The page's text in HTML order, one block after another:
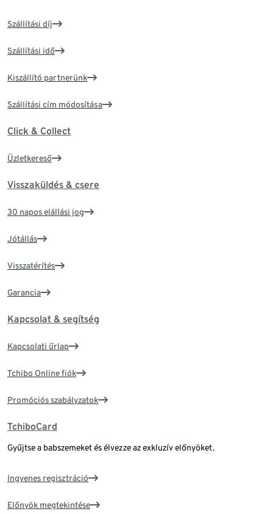
Szállítási díj
Szállítási idő
Kiszállító partnerünk
Szállítási cím módosítása
Click & Collect
Üzletkereső
Visszaküldés & csere
30 napos elállási jog
Jótállás
Visszatérítés
Garancia
Kapcsolat & segítség
Kapcsolati űrlap
Tchibo Online fiók
Promóciós szabályzatok
TchiboCard
Gyűjtse a babszemeket és élvezze az exkluzív előnyöket.
Ingyenes regisztráció
Előnyök megtekintése